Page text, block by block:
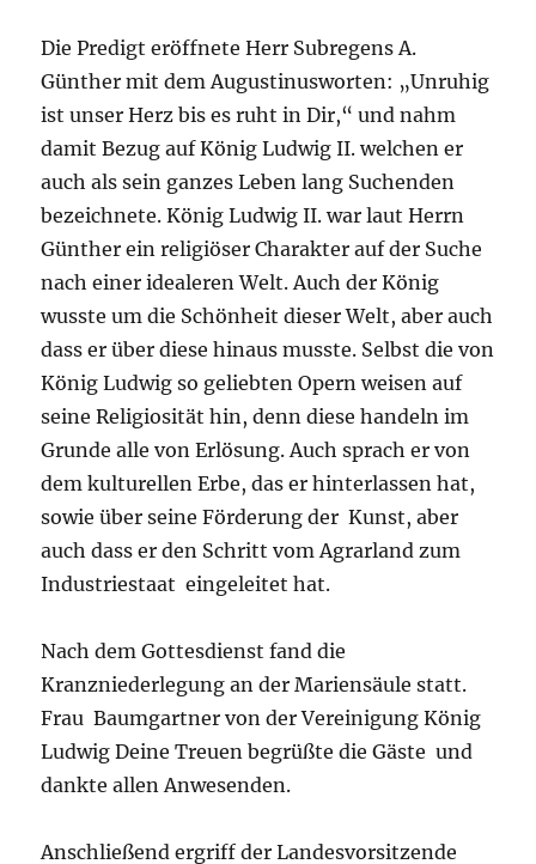
Die Predigt eröffnete Herr Subregens A.
Günther mit dem Augustinusworten: „Unruhig
ist unser Herz bis es ruht in Dir,“ und nahm
damit Bezug auf König Ludwig II. welchen er
auch als sein ganzes Leben lang Suchenden
bezeichnete. König Ludwig II. war laut Herrn
Günther ein religiöser Charakter auf der Suche
nach einer idealeren Welt. Auch der König
wusste um die Schönheit dieser Welt, aber auch
dass er über diese hinaus musste. Selbst die von
König Ludwig so geliebten Opern weisen auf
seine Religiosität hin, denn diese handeln im
Grunde alle von Erlösung. Auch sprach er von
dem kulturellen Erbe, das er hinterlassen hat,
sowie über seine Förderung der Kunst, aber
auch dass er den Schritt vom Agrarland zum
Industriestaat eingeleitet hat.
Nach dem Gottesdienst fand die
Kranzniederlegung an der Mariensäule statt.
Frau Baumgartner von der Vereinigung König
Ludwig Deine Treuen begrüßte die Gäste und
dankte allen Anwesenden.
Anschließend ergriff der Landesvorsitzende